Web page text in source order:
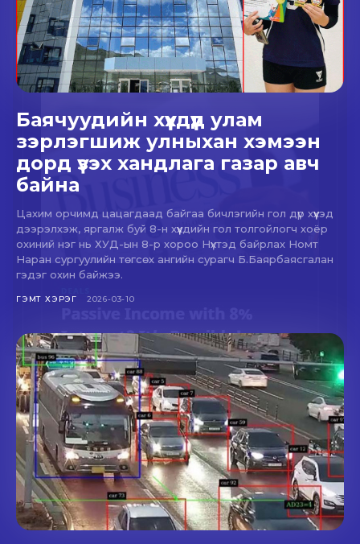
Баячуудийн хүүхдүүд улам
зэрлэгшиж улныхан хэмээн
дорд үзэх хандлага газар авч
байна
Цахим орчимд цацагдаад байгаа бичлэгийн гол дүр хүүхэд
дээрэлхэж, яргалж буй 8-н хүүхдийн гол толгойлогч хоёр
охиний нэг нь ХУД-ын 8-р хороо Нүхтэд байрлах Номт
Наран сургуулийн төгсөх ангийн сурагч Б.Баярбаясгалан
гэдэг охин байжээ.
ГЭМТ ХЭРЭГ 2026-03-10